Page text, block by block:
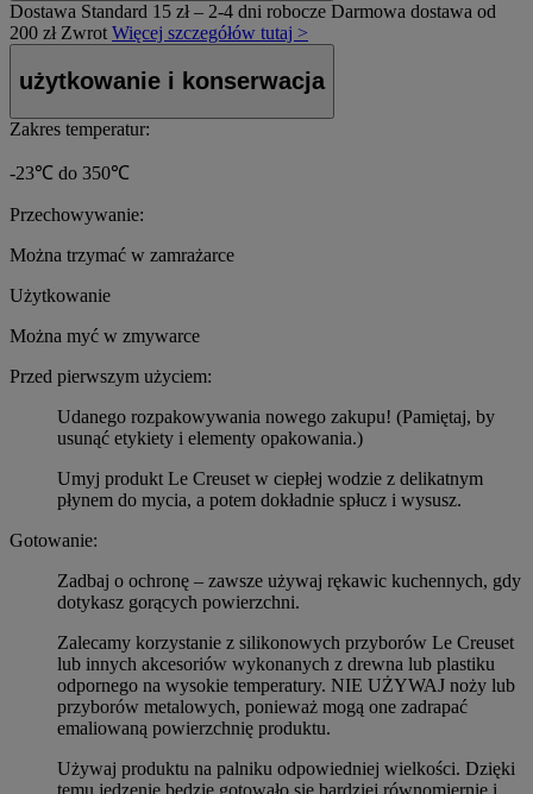
Dostawa Standard 15 zł – 2-4 dni robocze Darmowa dostawa od
200 zł Zwrot Więcej szczegółów tutaj >
użytkowanie i konserwacja
Zakres temperatur:
-23℃ do 350℃
Przechowywanie:
Można trzymać w zamrażarce
Użytkowanie
Można myć w zmywarce
Przed pierwszym użyciem:
Udanego rozpakowywania nowego zakupu! (Pamiętaj, by
usunąć etykiety i elementy opakowania.)
Umyj produkt Le Creuset w ciepłej wodzie z delikatnym
płynem do mycia, a potem dokładnie spłucz i wysusz.
Gotowanie:
Zadbaj o ochronę – zawsze używaj rękawic kuchennych, gdy
dotykasz gorących powierzchni.
Zalecamy korzystanie z silikonowych przyborów Le Creuset
lub innych akcesoriów wykonanych z drewna lub plastiku
odpornego na wysokie temperatury. NIE UŻYWAJ noży lub
przyborów metalowych, ponieważ mogą one zadrapać
emaliowaną powierzchnię produktu.
Używaj produktu na palniku odpowiedniej wielkości. Dzięki
temu jedzenie będzie gotowało się bardziej równomiernie i